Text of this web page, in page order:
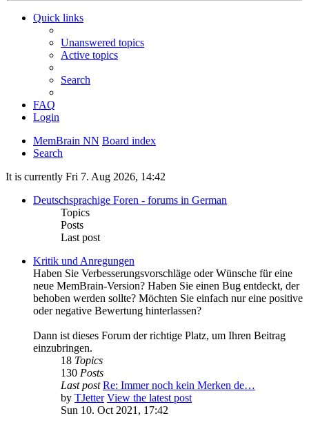
Quick links
Unanswered topics
Active topics
Search
FAQ
Login
MemBrain NN Board index
Search
It is currently Fri 7. Aug 2026, 14:42
Deutschsprachige Foren - forums in German
Topics
Posts
Last post
Kritik und Anregungen
Haben Sie Verbesserungsvorschläge oder Wünsche für eine
neue MemBrain-Version? Haben Sie einen Bug entdeckt, der
behoben werden sollte? Möchten Sie einfach nur eine positive
oder negative Bewertung hinterlassen?
Dann ist dieses Forum der richtige Platz, um Ihren Beitrag
einzubringen.
18 Topics
130 Posts
Last post Re: Immer noch kein Merken de…
by TJetter View the latest post
Sun 10. Oct 2021, 17:42